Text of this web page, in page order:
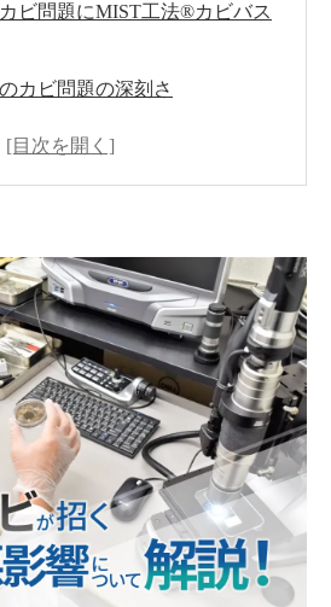
ビ問題にMIST工法®カビバス
カビ問題の深刻さ